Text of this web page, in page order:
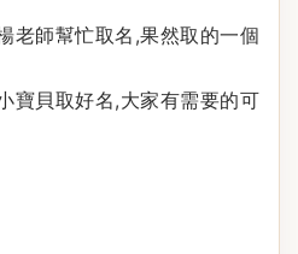
老師幫忙取名,果然取的一個
寶貝取好名,大家有需要的可